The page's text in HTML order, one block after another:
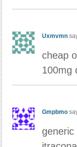
Uxmvmn
cheap
100mg
Gmpbmo